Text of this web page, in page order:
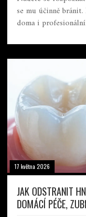
se mu účinně
doma i
17 května 2026
JAK ODSTRANIT
DOMÁCÍ PÉČE,